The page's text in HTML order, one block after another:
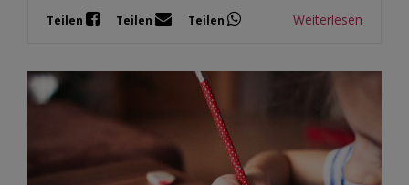
Teilen Teilen Teilen Weiterlesen